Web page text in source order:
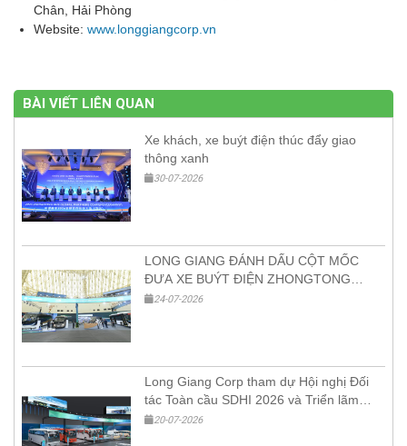
Chân, Hải Phòng
Website: www.longgiangcorp.vn
BÀI VIẾT LIÊN QUAN
Xe khách, xe buýt điện thúc đẩy giao
thông xanh
30-07-2026
LONG GIANG ĐÁNH DẤU CỘT MỐC
ĐƯA XE BUÝT ĐIỆN ZHONGTONG
ĐẦU TIÊN VÀO VIỆT NAM TẠI HỘI
24-07-2026
Long Giang Corp tham dự Hội nghị Đối
tác Toàn cầu SDHI 2026 và Triển lãm
Sản phẩm Xanh – Thông minh tại VEC
20-07-2026